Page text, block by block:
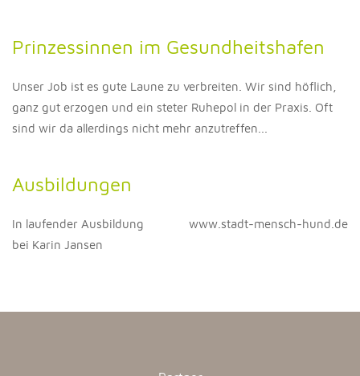
Prinzessinnen im Gesundheitshafen
Unser Job ist es gute Laune zu verbreiten. Wir sind höflich,
ganz gut erzogen und ein steter Ruhepol in der Praxis. Oft
sind wir da allerdings nicht mehr anzutreffen...
Ausbildungen
In laufender Ausbildung
bei Karin Jansen
www.stadt-mensch-hund.de